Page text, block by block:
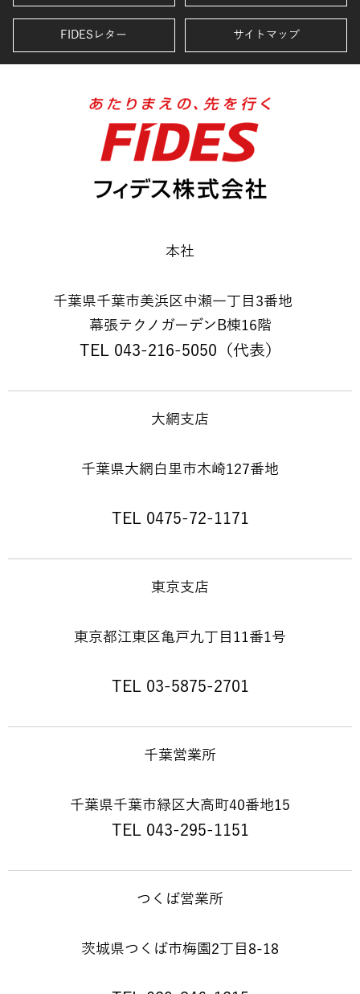
FIDESレター サイトマップ
本社
千葉県千葉市美浜区中瀬一丁目3番地
幕張テクノガーデンB棟16階
TEL 043-216-5050（代表）
大網支店
千葉県大網白里市木崎127番地
TEL 0475-72-1171
東京支店
東京都江東区亀戸九丁目11番1号
TEL 03-5875-2701
千葉営業所
千葉県千葉市緑区大高町40番地15
TEL 043-295-1151
つくば営業所
茨城県つくば市梅園2丁目8-18